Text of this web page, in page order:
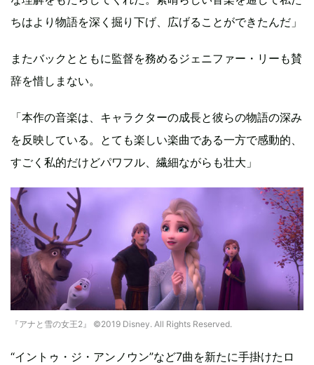
ちはより物語を深く掘り下げ、広げることができたんだ」
またバックとともに監督を務めるジェニファー・リーも賛
辞を惜しまない。
「本作の音楽は、キャラクターの成長と彼らの物語の深み
を反映している。とても楽しい楽曲である一方で感動的、
すごく私的だけどパワフル、繊細ながらも壮大」
『アナと雪の女王2』 ©2019 Disney. All Rights Reserved.
“イントゥ・ジ・アンノウン”など7曲を新たに手掛けたロ